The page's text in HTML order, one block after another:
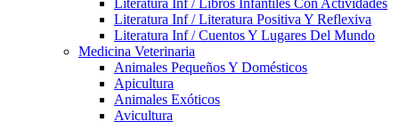
Literatura Inf / Libros Infantiles Con Actividades
Literatura Inf / Literatura Positiva Y Reflexiva
Literatura Inf / Cuentos Y Lugares Del Mundo
Medicina Veterinaria
Animales Pequeños Y Domésticos
Apicultura
Animales Exóticos
Avicultura